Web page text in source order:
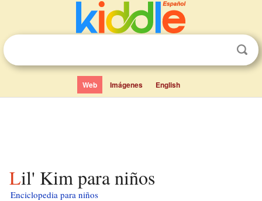
Web Imágenes English
Lil' Kim para niños
Enciclopedia para niños